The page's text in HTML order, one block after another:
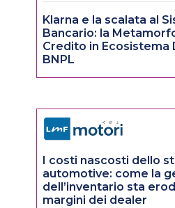
Klarna e la scalata al
Bancario: la
Credito in Ecosistema
BNPL
I costi nascosti dello
automotive: come la
dell’inventario sta
margini dei dealer